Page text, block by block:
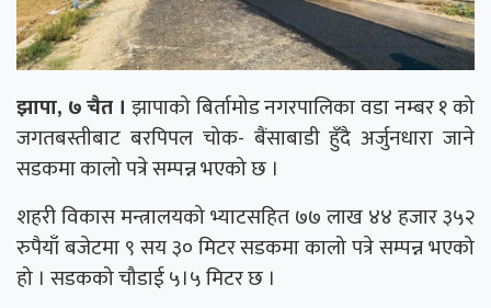
झापा, ७ चैत । झापाको बिर्तामोड नगरपालिका वडा नम्बर १ को
जगतबस्तीबाट बरपिपल चोक- बैंसाबाडी हुँदै अर्जुनधारा जाने
सडकमा कालो पत्रे सम्पन्न भएको छ ।
शहरी विकास मन्त्रालयको भ्याटसहित ७७ लाख ४४ हजार ३५२
रुपैयाँ बजेटमा ९ सय ३० मिटर सडकमा कालो पत्रे सम्पन्न भएको
हो । सडकको चौडाई ५।५ मिटर छ ।